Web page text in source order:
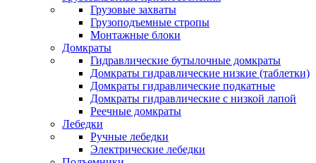
Грузовые захваты
Грузоподъемные стропы
Монтажные блоки
Домкраты
Гидравлические бутылочные домкраты
Домкраты гидравлические низкие (таблетки)
Домкраты гидравлические подкатные
Домкраты гидравлические с низкой лапой
Реечные домкраты
Лебедки
Ручные лебедки
Электрические лебедки